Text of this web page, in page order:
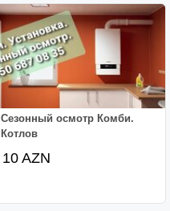
Сезонный осмотр Комби.
Котлов
10 AZN